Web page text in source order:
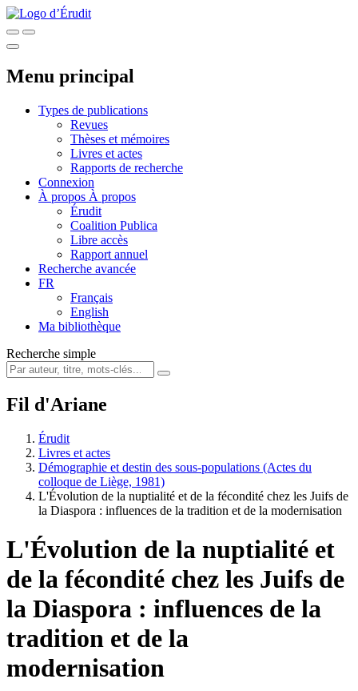
Menu principal
Types de publications
Revues
Thèses et mémoires
Livres et actes
Rapports de recherche
Connexion
À propos À propos
Érudit
Coalition Publica
Libre accès
Rapport annuel
Recherche avancée
FR
Français
English
Ma bibliothèque
Recherche simple
Fil d'Ariane
Érudit
Livres et actes
Démographie et destin des sous-populations (Actes du
colloque de Liège, 1981)
L'Évolution de la nuptialité et de la fécondité chez les Juifs de
la Diaspora : influences de la tradition et de la modernisation
L'Évolution de la nuptialité et
de la fécondité chez les Juifs de
la Diaspora : influences de la
tradition et de la
modernisation